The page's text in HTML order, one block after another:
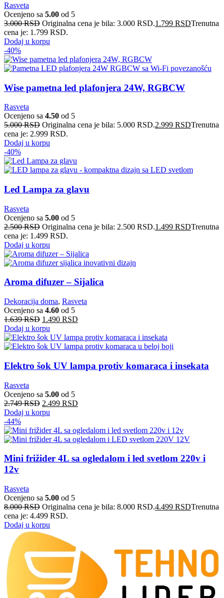
Rasveta
Ocenjeno sa 5.00 od 5
3.000RSD Originalna cena je bila: 3.000 RSD.1.799 RSDTrenutna
cena je: 1.799 RSD.
Dodaj u korpu
-40%
Wise pametna led plafonjera 24W, RGBCW
Rasveta
Ocenjeno sa 4.50 od 5
5.000RSD Originalna cena je bila: 5.000 RSD.2.999 RSDTrenutna
cena je: 2.999 RSD.
Dodaj u korpu
-40%
Led Lampa za glavu
Rasveta
Ocenjeno sa 5.00 od 5
2.500RSD Originalna cena je bila: 2.500 RSD.1.499 RSDTrenutna
cena je: 1.499 RSD.
Dodaj u korpu
Aroma difuzer – Sijalica
Dekoracija doma, Rasveta
Ocenjeno sa 4.60 od 5
1.639RSD 1.490 RSD
Dodaj u korpu
Elektro šok UV lampa protiv komaraca i insekata
Rasveta
Ocenjeno sa 5.00 od 5
2.749RSD 2.499 RSD
Dodaj u korpu
-44%
Mini frižider 4L sa ogledalom i led svetlom 220v i
12v
Rasveta
Ocenjeno sa 5.00 od 5
8.000RSD Originalna cena je bila: 8.000 RSD.4.499 RSDTrenutna
cena je: 4.499 RSD.
Dodaj u korpu